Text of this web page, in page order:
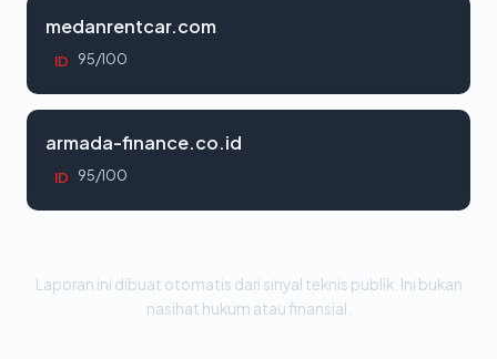
medanrentcar.com
ID 95/100
armada-finance.co.id
ID 95/100
Laporan ini dibuat otomatis dari sinyal teknis publik. Ini bukan
nasihat hukum atau finansial.